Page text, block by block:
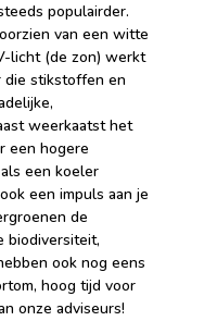
populairder.
van een witte
licht (de zon) werkt
die stikstoffen en
weerkaatst het
een hogere
een koeler
een impuls aan je
de
biodiversiteit,
ook nog eens
hoog tijd voor
onze adviseurs!